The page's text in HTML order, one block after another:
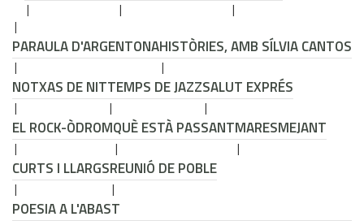
PARAULA D'ARGENTONAHISTÒRIES, AMB SÍLVIA CANTOS
NOTXAS DE NITTEMPS DE JAZZSALUT EXPRÉS
EL ROCK-ÒDROMQUÈ ESTÀ PASSANTMARESMEJANT
CURTS I LLARGSREUNIÓ DE POBLE
POESIA A L'ABAST